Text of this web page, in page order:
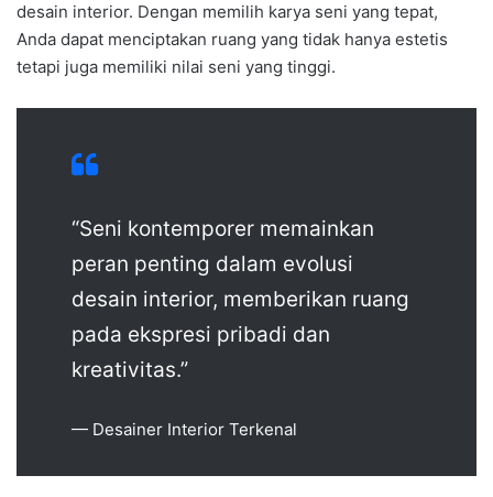
desain interior. Dengan memilih karya seni yang tepat,
Anda dapat menciptakan ruang yang tidak hanya estetis
tetapi juga memiliki nilai seni yang tinggi.
“Seni kontemporer memainkan
peran penting dalam evolusi
desain interior, memberikan ruang
pada ekspresi pribadi dan
kreativitas.”
— Desainer Interior Terkenal